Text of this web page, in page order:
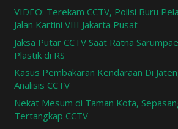
VIDEO: Terekam CCTV, Polisi Buru
Jalan Kartini VIII Jakarta Pusat
Jaksa Putar CCTV Saat Ratna
Plastik di RS
Kasus Pembakaran Kendaraan Di
Analisis CCTV
Nekat Mesum di Taman Kota,
Tertangkap CCTV